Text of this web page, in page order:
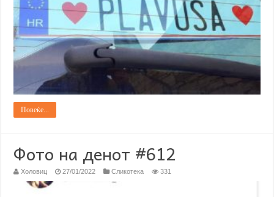
Повеќе...
Фото на денот #612
Холовиц 27/01/2022 Сликотека 331